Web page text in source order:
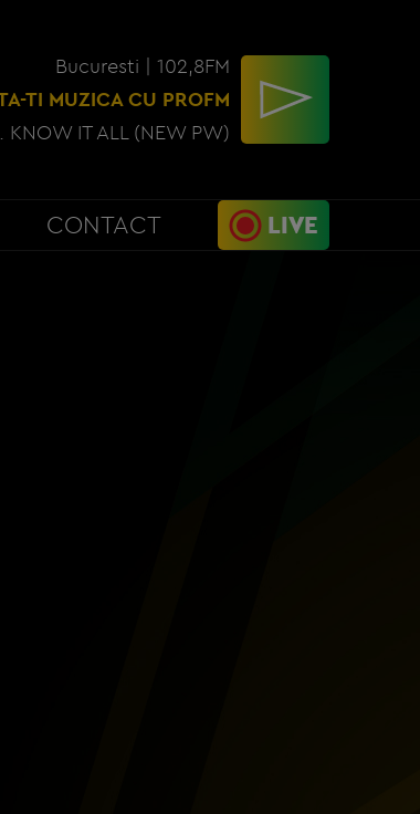
Bucuresti | 102,8FM
TI MUZICA CU PROFM
KNOW IT ALL (NEW PW)
CONTACT LIVE